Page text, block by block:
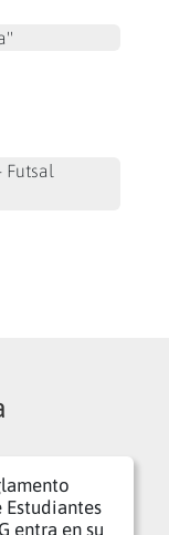
Estudiantes
entra en su